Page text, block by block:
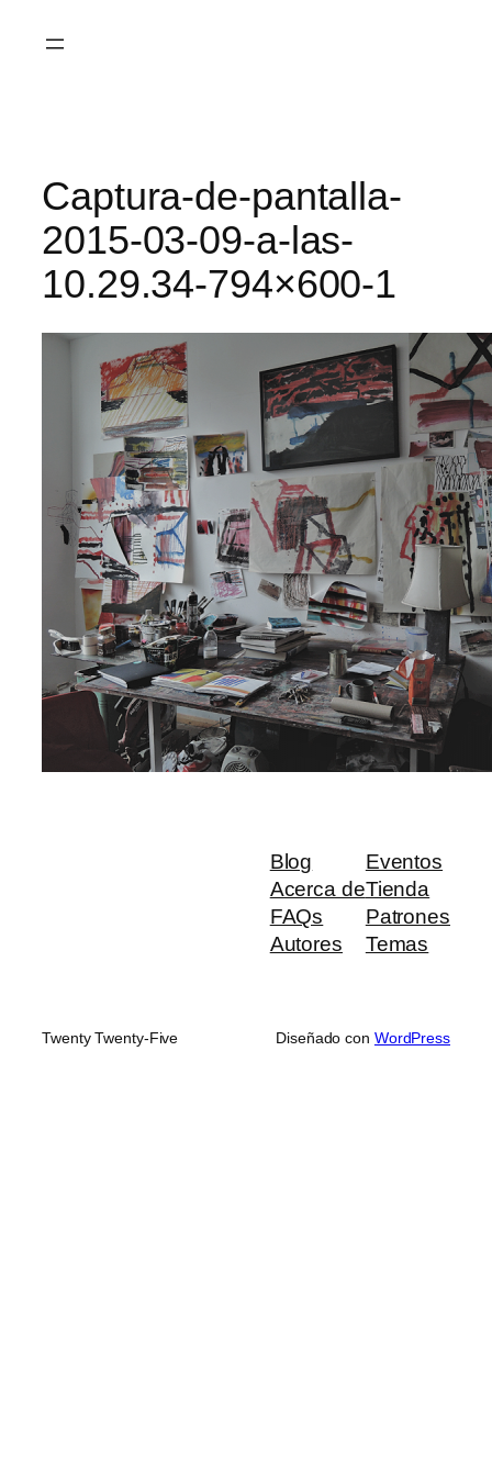
Captura-de-pantalla-
2015-03-09-a-las-
10.29.34-794×600-1
Blog
Acerca de
FAQs
Autores
Eventos
Tienda
Patrones
Temas
Twenty Twenty-Five Diseñado con WordPress